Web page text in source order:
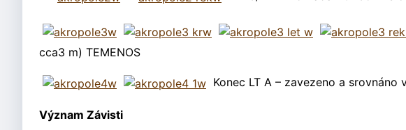
cca3 m) TEMENOS
Konec LT A – zavezeno a
Význam Závisti